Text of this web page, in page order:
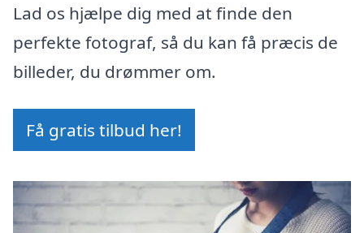
Lad os hjælpe dig med at finde den
perfekte fotograf, så du kan få præcis de
billeder, du drømmer om.
Få gratis tilbud her!